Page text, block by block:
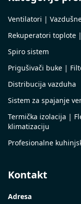
Ventilatori |
Rekuperatori toplote
Spiro sistem
Prigušivači buke |
Distribucija vazduha
Sistem za spajanje
Termička izolacija |
klimatizaciju
Profesionalne
Kontakt
Adresa